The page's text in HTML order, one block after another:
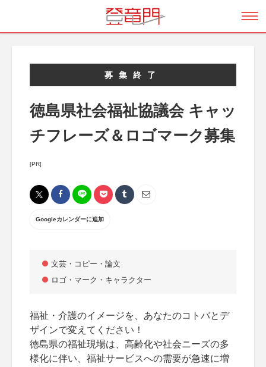
募集終了
徳島県社会福祉協議会 キャッ
チフレーズ＆ロゴマーク募集
[PR]
Googleカレンダーに追加
文芸・コピー・論文
ロゴ・マーク・キャラクター
福祉・介護のイメージを、あなたのコトバとデ
ザインで変えてください！
徳島県の福祉現場は、高齢化や社会ニーズの多
様化に伴い、福祉サービスへの需要が急速に増